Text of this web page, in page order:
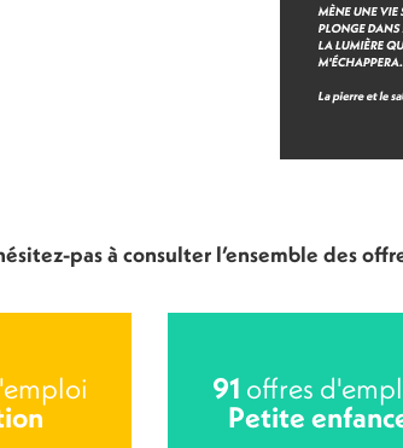
pas à consulter l’ensemble des
91 offres
Petite